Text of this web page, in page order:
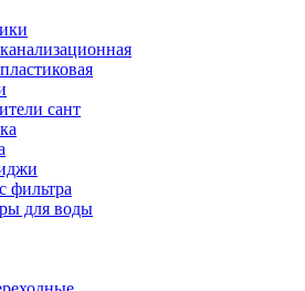
сант
фильтра
для воды